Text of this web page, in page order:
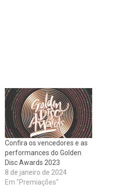
Confira os vencedores e as
performances do Golden
Disc Awards 2023
8 de janeiro de 2024
Em "Premiações"